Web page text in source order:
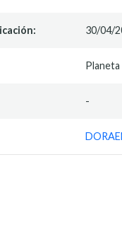
30/04/
Planeta
-